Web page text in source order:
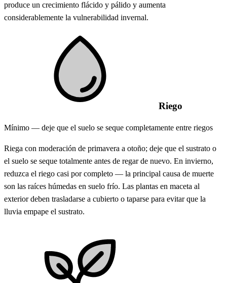
produce un crecimiento flácido y pálido y aumenta
considerablemente la vulnerabilidad invernal.
Riego
Mínimo — deje que el suelo se seque completamente entre riegos
Riega con moderación de primavera a otoño; deje que el sustrato o
el suelo se seque totalmente antes de regar de nuevo. En invierno,
reduzca el riego casi por completo — la principal causa de muerte
son las raíces húmedas en suelo frío. Las plantas en maceta al
exterior deben trasladarse a cubierto o taparse para evitar que la
lluvia empape el sustrato.